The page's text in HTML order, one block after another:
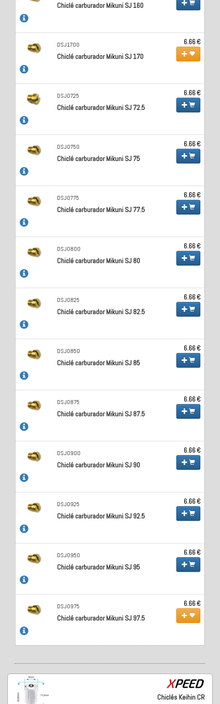
Chiclé carburador Mikuni SJ 160
DSJ1700
Chiclé carburador Mikuni SJ 170
6.66 €
DSJ0725
Chiclé carburador Mikuni SJ 72.5
6.66 €
DSJ0750
Chiclé carburador Mikuni SJ 75
6.66 €
DSJ0775
Chiclé carburador Mikuni SJ 77.5
6.66 €
DSJ0800
Chiclé carburador Mikuni SJ 80
6.66 €
DSJ0825
Chiclé carburador Mikuni SJ 82.5
6.66 €
DSJ0850
Chiclé carburador Mikuni SJ 85
6.66 €
DSJ0875
Chiclé carburador Mikuni SJ 87.5
6.66 €
DSJ0900
Chiclé carburador Mikuni SJ 90
6.66 €
DSJ0925
Chiclé carburador Mikuni SJ 92.5
6.66 €
DSJ0950
Chiclé carburador Mikuni SJ 95
6.66 €
DSJ0975
Chiclé carburador Mikuni SJ 97.5
6.66 €
Chiclés Keihin CR